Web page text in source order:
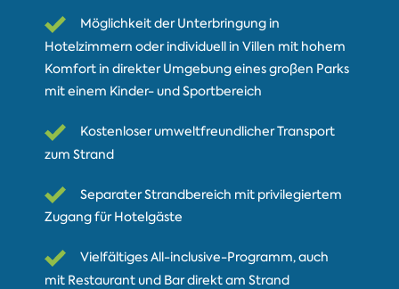
Möglichkeit der Unterbringung in
Hotelzimmern oder individuell in Villen mit hohem
Komfort in direkter Umgebung eines großen Parks
mit einem Kinder- und Sportbereich
Kostenloser umweltfreundlicher Transport
zum Strand
Separater Strandbereich mit privilegiertem
Zugang für Hotelgäste
Vielfältiges All-inclusive-Programm, auch
mit Restaurant und Bar direkt am Strand